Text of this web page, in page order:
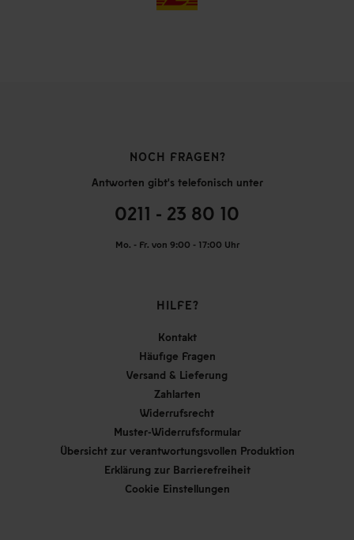
NOCH FRAGEN?
Antworten gibt's telefonisch unter
0211 - 23 80 10
Mo. - Fr. von 9:00 - 17:00 Uhr
HILFE?
Kontakt
Häufige Fragen
Versand & Lieferung
Zahlarten
Widerrufsrecht
Muster-Widerrufsformular
Übersicht zur verantwortungsvollen Produktion
Erklärung zur Barrierefreiheit
Cookie Einstellungen